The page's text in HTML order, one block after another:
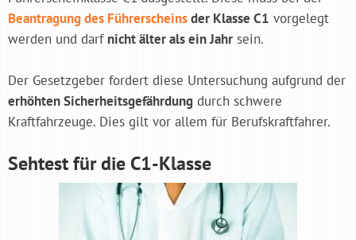
Beantragung des Führerscheinsder Klasse C1 vorgelegt
werden und darf nicht älter als ein Jahr sein.
Der Gesetzgeber fordert diese Untersuchung aufgrund der
erhöhten Sicherheitsgefährdung durch schwere
Kraftfahrzeuge. Dies gilt vor allem für Berufskraftfahrer.
Sehtest für die C1-Klasse